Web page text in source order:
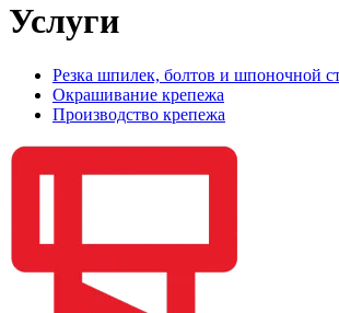
Услуги
Резка шпилек, болтов и шпоночной
Окрашивание крепежа
Производство крепежа